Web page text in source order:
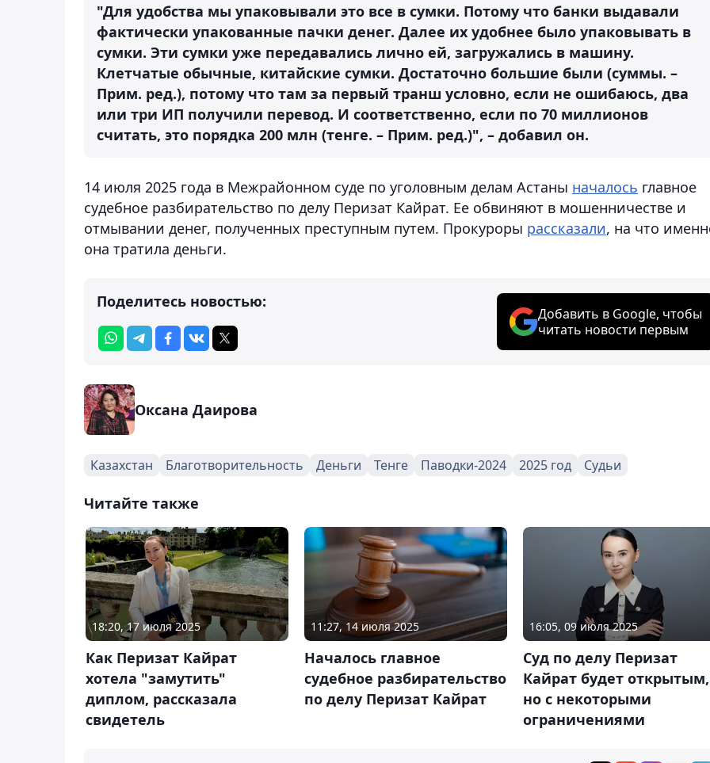
"Для удобства мы упаковывали это все в сумки. Потому что банки выдавали
фактически упакованные пачки денег. Далее их удобнее было упаковывать в
сумки. Эти сумки уже передавались лично ей, загружались в машину.
Клетчатые обычные, китайские сумки. Достаточно большие были (суммы. –
Прим. ред.), потому что там за первый транш условно, если не ошибаюсь, два
или три ИП получили перевод. И соответственно, если по 70 миллионов
считать, это порядка 200 млн (тенге. – Прим. ред.)", – добавил он.
14 июля 2025 года в Межрайонном суде по уголовным делам Астаны началось главное
судебное разбирательство по делу Перизат Кайрат. Ее обвиняют в мошенничестве и
отмывании денег, полученных преступным путем. Прокуроры рассказали, на что
она тратила деньги.
Поделитесь новостью:
Добавить в Google, чтобы
читать новости первым
Оксана Даирова
Казахстан Благотворительность Деньги Тенге Паводки-2024 2025 год Судьи
Читайте также
18:20, 17 июля 2025
Как Перизат Кайрат
хотела "замутить"
диплом, рассказала
свидетель
11:27, 14 июля 2025
Началось главное
судебное разбирательство
по делу Перизат Кайрат
16:05, 09 июля 2025
Суд по делу Перизат
Кайрат будет открытым,
но с некоторыми
ограничениями